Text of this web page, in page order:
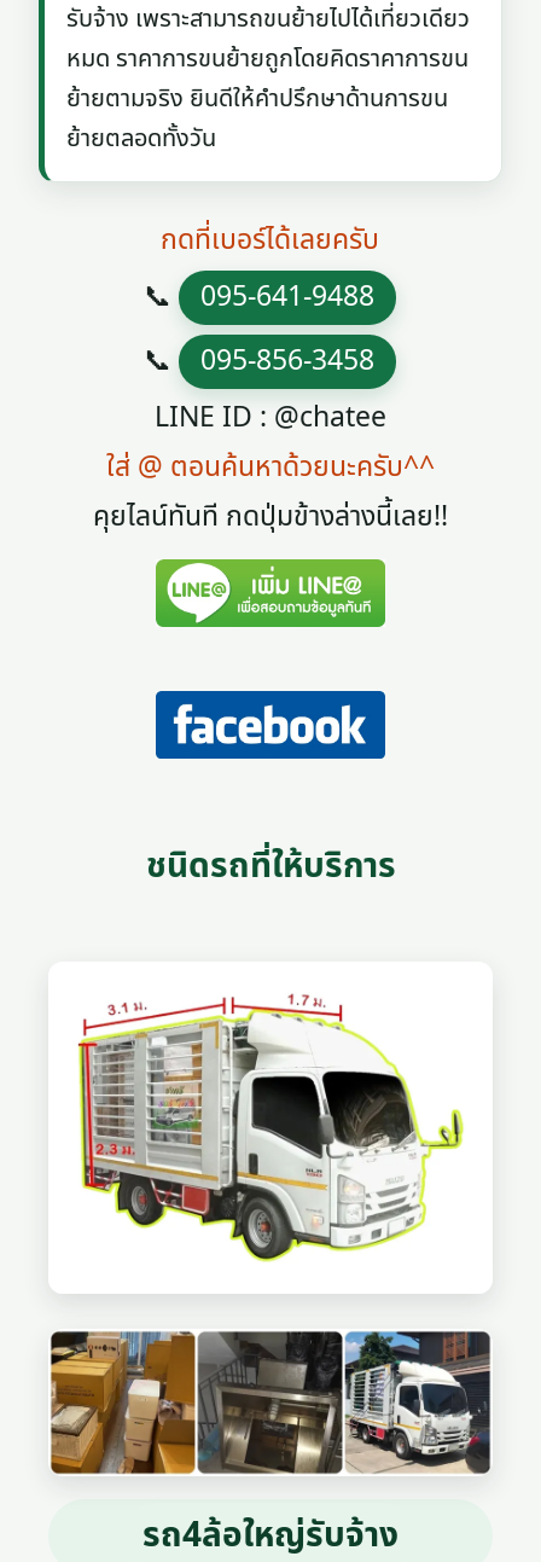
รับจ้าง เพราะสามารถขนย้ายไปได้เที่ยวเดียว
หมด ราคาการขนย้ายถูกโดยคิดราคาการขน
ย้ายตามจริง ยินดีให้คำปรึกษาด้านการขน
ย้ายตลอดทั้งวัน
กดที่เบอร์ได้เลยครับ
📞 095-641-9488
📞 095-856-3458
LINE ID : @chatee
ใส่ @ ตอนค้นหาด้วยนะครับ^^
คุยไลน์ทันที กดปุ่มข้างล่างนี้เลย!!
ชนิดรถที่ให้บริการ
รถ4ล้อใหญ่รับจ้าง